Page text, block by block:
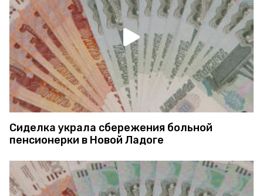
Сиделка украла сбережения больной
пенсионерки в Новой Ладоге